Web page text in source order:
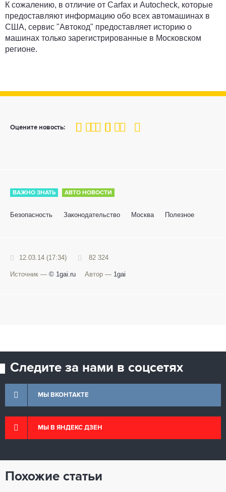
К сожалению, в отличие от Carfax и Autocheck, которые
предоставляют информацию обо всех автомашинах в
США, сервис "Автокод" предоставляет историю о
машинах только зарегистрированные в Московском
регионе.
Оцените новость:
100
1 2 3 4 5
ВАЖНО ЗНАТЬ АВТО НОВОСТИ
Безопасность Законодательство Москва Полезное
12.03.14 (17:34) 82 324
Источник — © 1gai.ru Автор — 1gai
Следите за нами в соцсетях
МЫ ВКОНТАКТЕ
МЫ В ЯНДЕКС ДЗЕН
Похожие статьи